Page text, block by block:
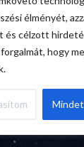
élményét,
és célzott
hogy